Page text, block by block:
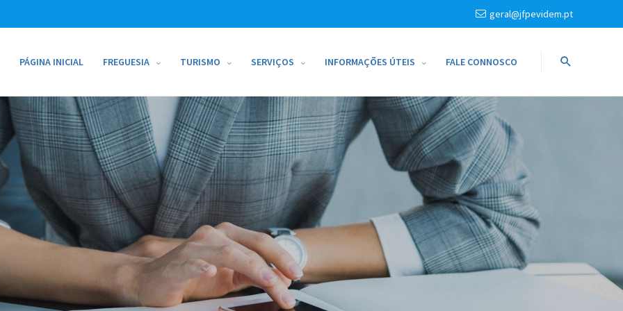
geral@jfpevidem.pt
PÁGINA INICIAL FREGUESIA TURISMO SERVIÇOS INFORMAÇÕES ÚTEIS FALE CONNOSCO